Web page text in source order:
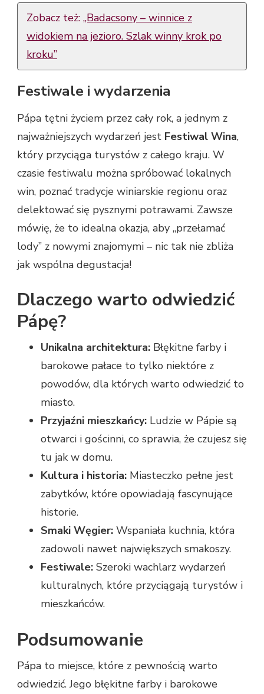
Zobacz też: „Badacsony – winnice z
widokiem na jezioro. Szlak winny krok po
kroku”
Festiwale i wydarzenia
Pápa tętni życiem przez cały rok, a jednym z
najważniejszych wydarzeń jest Festiwal Wina,
który przyciąga turystów z całego kraju. W
czasie festiwalu można spróbować lokalnych
win, poznać tradycje winiarskie regionu oraz
delektować się pysznymi potrawami. Zawsze
mówię, że to idealna okazja, aby „przełamać
lody” z nowymi znajomymi – nic tak nie zbliża
jak wspólna degustacja!
Dlaczego warto odwiedzić
Pápę?
Unikalna architektura: Błękitne farby i
barokowe pałace to tylko niektóre z
powodów, dla których warto odwiedzić to
miasto.
Przyjaźni mieszkańcy: Ludzie w Pápie są
otwarci i gościnni, co sprawia, że czujesz się
tu jak w domu.
Kultura i historia: Miasteczko pełne jest
zabytków, które opowiadają fascynujące
historie.
Smaki Węgier: Wspaniała kuchnia, która
zadowoli nawet największych smakoszy.
Festiwale: Szeroki wachlarz wydarzeń
kulturalnych, które przyciągają turystów i
mieszkańców.
Podsumowanie
Pápa to miejsce, które z pewnością warto
odwiedzić. Jego błękitne farby i barokowe